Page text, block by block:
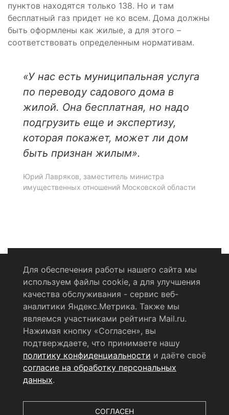
пунктов находятся только 138. Но и там
бесплатный газ придет не ко всем. Дома должны
быть оформлены как жилые, а для этого –
соответствовать определенным нормативам.
«У нас есть муниципальная услуга
по переводу садового дома в
жилой. Она бесплатная, но надо
подгрузить еще и экспертизу,
которая покажет, может ли дом
быть признан жилым».
Юрий Лавряков, заместитель министра
имущественных отношений Московской области
Политика конфиденциальности
Согласие на обработку персональных данных
RSS-лента
© 2004 - 2026 Сетевое издание Щёлковское ТВ.
Свидетельство о регистрации СМИ
ЭЛ № ФС 77 - 79754 от 07.12.2020 г.
технологий и массовых коммуникаций (РОСКОМНАДЗОР).
Для обеспечения работы нашего сайта мы
используем файлы cookie, а для улучшения
качества обслуживания - сервис веб-
аналитики Яндекс.Метрика. Также мы
являемся участниками рейтинга Mail.ru.
Нажимая кнопку «Согласен», вы
подтверждаете, что принимаете нашу
политику конфиденциальности и даёте своё
согласие на обработку персональных
данных.
СОГЛАСЕН